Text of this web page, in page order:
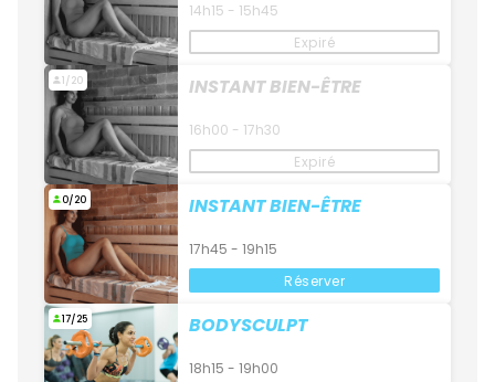
14h15 - 15h45
Expiré
1/20 INSTANT BIEN-ÊTRE
16h00 - 17h30
Expiré
0/20 INSTANT BIEN-ÊTRE
17h45 - 19h15
Réserver
17/25 BODYSCULPT
18h15 - 19h00